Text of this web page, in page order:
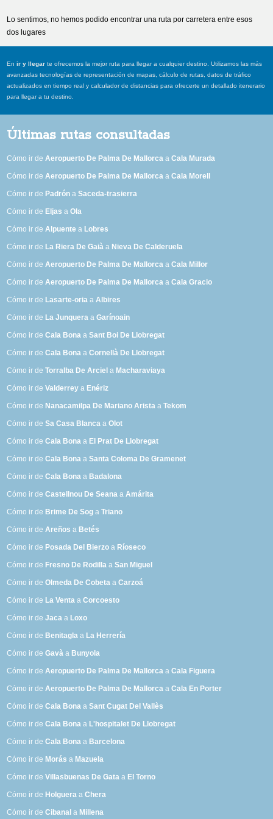
Lo sentimos, no hemos podido encontrar una ruta por carretera entre esos
dos lugares
Enir y llegar te ofrecemos la mejor ruta para llegar a cualquier destino. Utilizamos las más
avanzadas tecnologías de representación de mapas, cálculo de rutas, datos de tráfico
actualizados en tiempo real y calculador de distancias para ofrecerte un detallado itenerario
para llegar a tu destino.
Últimas rutas consultadas
Cómo ir deAeropuerto De Palma De Mallorca aCala Murada
Cómo ir deAeropuerto De Palma De Mallorca aCala Morell
Cómo ir de Padrón aSaceda-trasierra
Cómo ir de Eljas aOla
Cómo ir deAlpuente a Lobres
Cómo ir de La Riera De Gaià a Nieva De Calderuela
Cómo ir deAeropuerto De Palma De Mallorca aCala Millor
Cómo ir deAeropuerto De Palma De Mallorca aCala Gracio
Cómo ir de Lasarte-oria aAlbires
Cómo ir de La Junquera aGarínoain
Cómo ir deCala Bona aSant Boi De Llobregat
Cómo ir deCala Bona aCornellà De Llobregat
Cómo ir deTorralba De Arciel a Macharaviaya
Cómo ir deValderrey a Enériz
Cómo ir de Nanacamilpa De Mariano Arista aTekom
Cómo ir deSa Casa Blanca aOlot
Cómo ir deCala Bona a El Prat De Llobregat
Cómo ir deCala Bona aSanta Coloma De Gramenet
Cómo ir deCala Bona a Badalona
Cómo ir deCastellnou De Seana aAmárita
Cómo ir de Brime De Sog aTriano
Cómo ir deAreños a Betés
Cómo ir de Posada Del Bierzo a Ríoseco
Cómo ir de Fresno De Rodilla aSan Miguel
Cómo ir deOlmeda De Cobeta aCarzoá
Cómo ir de La Venta aCorcoesto
Cómo ir deJaca a Loxo
Cómo ir de Benitagla a La Herrería
Cómo ir deGavà a Bunyola
Cómo ir deAeropuerto De Palma De Mallorca aCala Figuera
Cómo ir deAeropuerto De Palma De Mallorca aCala En Porter
Cómo ir deCala Bona aSant Cugat Del Vallès
Cómo ir deCala Bona a L'hospitalet De Llobregat
Cómo ir deCala Bona a Barcelona
Cómo ir de Morás a Mazuela
Cómo ir deVillasbuenas De Gata a El Torno
Cómo ir de Holguera aChera
Cómo ir deCibanal a Millena